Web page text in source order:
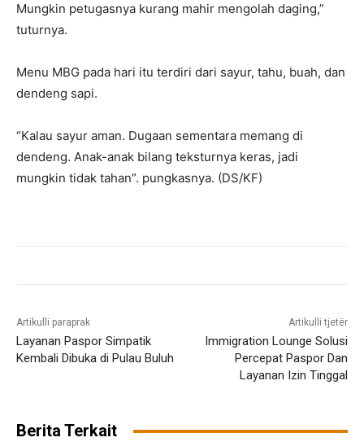
Mungkin petugasnya kurang mahir mengolah daging,”
tuturnya.
Menu MBG pada hari itu terdiri dari sayur, tahu, buah, dan
dendeng sapi.
“Kalau sayur aman. Dugaan sementara memang di
dendeng. Anak-anak bilang teksturnya keras, jadi
mungkin tidak tahan”. pungkasnya. (DS/KF)
Artikulli paraprak
Layanan Paspor Simpatik
Kembali Dibuka di Pulau Buluh
Artikulli tjetër
Immigration Lounge Solusi
Percepat Paspor Dan
Layanan Izin Tinggal
Berita Terkait